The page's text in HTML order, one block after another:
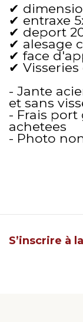
✔
✔ entraxe
✔ deport
✔ alesage
✔ face
✔ Visseries
- Jante
et sans
- Frais
achetees
- Photo
S’inscrire à